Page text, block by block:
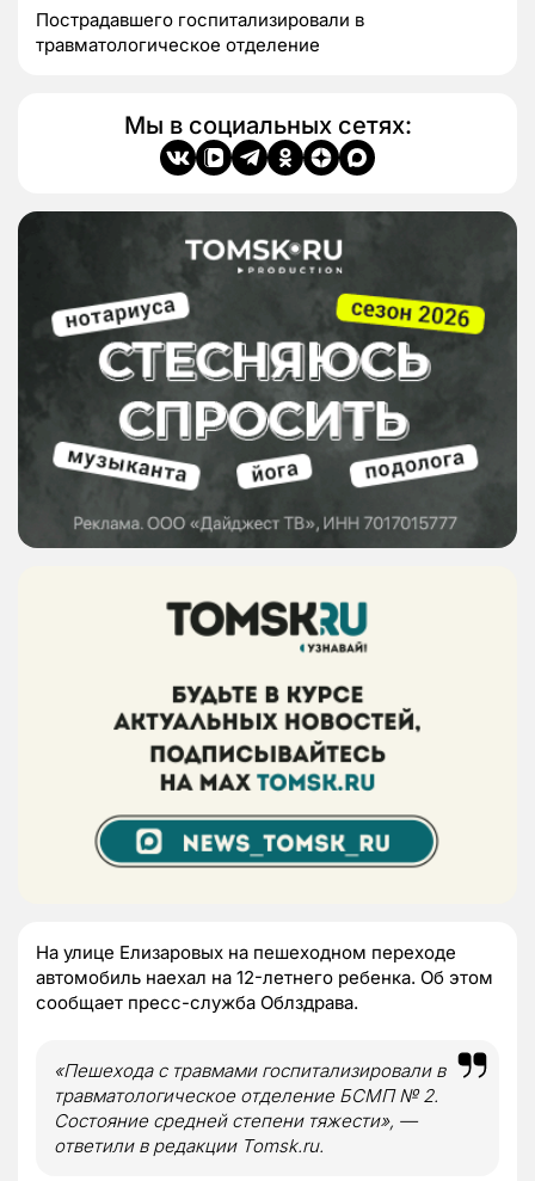
Пострадавшего госпитализировали в
травматологическое отделение
Мы в социальных сетях:
На улице Елизаровых на пешеходном переходе
автомобиль наехал на 12-летнего ребенка. Об этом
сообщает пресс-служба Облздрава.
«Пешехода с травмами госпитализировали в
травматологическое отделение БСМП № 2.
Состояние средней степени тяжести», —
ответили в редакции Tomsk.ru.